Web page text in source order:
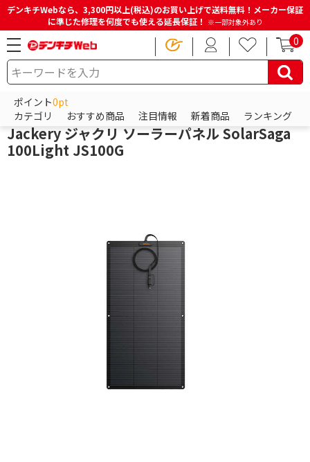
デンキチWebなら、3,300円以上(税込)のお買い上げで送料無料！メーカー保証
に準じた修理を何度でも使える延長保証！ ※一部対象外あり
0
ポイント0pt
カテゴリ
おすすめ商品 注目情報 新着商品 ランキング
HOME 商品一覧ページ 防犯・防災・金庫 防災グッズ
Jackery
Jackery ジャクリ ソーラーパネル SolarSaga
100Light JS100G